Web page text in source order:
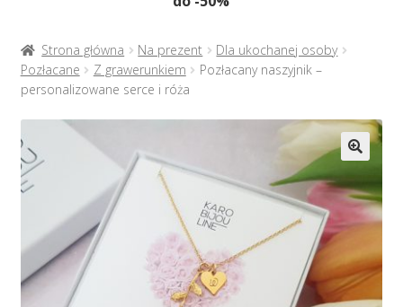
Bransoletki
Na prezent
menu
Strona główna Na prezent
Dla ukochanej osoby
Pozłacane
Z grawerunkiem
Pozłacany naszyjnik –
personalizowane serce i róża